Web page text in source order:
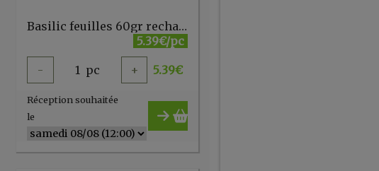
Basilic feuilles 60gr recharge - Cook
5.39€/pc
- 1 pc + 5.39€
Réception souhaitée
le